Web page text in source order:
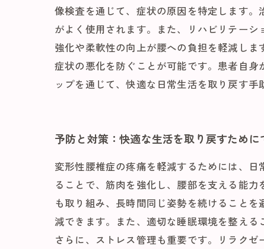
像検査を通じて、症状の原因を特定します
がよく使用されます。また、リハビリテー
強化や柔軟性の向上が腰への負担を軽減し
症状の悪化を防ぐことが可能です。患者自
ップを通じて、快適な日常生活を取り戻す手
予防と対策：快適な生活を取り戻すために
変形性腰椎症の疼痛を軽減するためには、
ることで、筋肉を強化し、腰部を支える能
も取り組み、長時間同じ姿勢を続けること
減できます。また、適切な睡眠環境を整え
さらに、ストレス管理も重要です。リラク